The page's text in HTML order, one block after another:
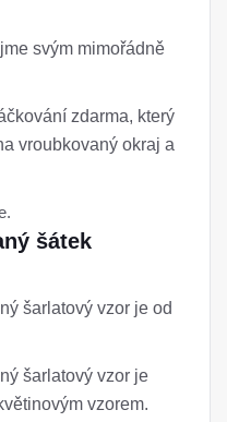
svým mimořádně
zdarma, který
vroubkovaný okraj a
šátek
šarlatový vzor je od
šarlatový vzor je
vzorem.